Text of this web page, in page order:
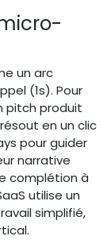
un arc
(1s). Pour
pitch produit
en un clic
pour guider
narrative
complétion à
utilise un
simplifié,